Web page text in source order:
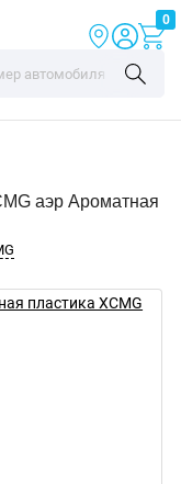
0
аэр Ароматная